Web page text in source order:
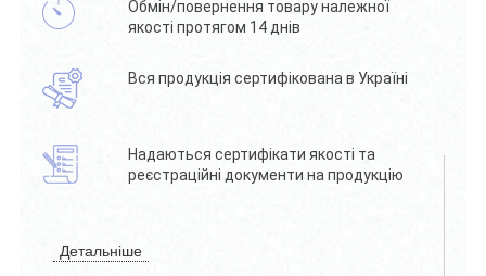
Обмін/повернення товару належної
якості протягом 14 днів
Вся продукція сертифікована в Україні
Надаються сертифікати якості та
реєстраційні документи на продукцію
Детальніше